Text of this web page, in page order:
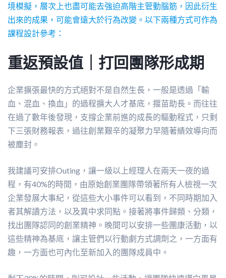
境模擬，層次上也盡可能去強迫高階主管動腦筋，因此衍生
出來的成果，可能會遠大於行為改變。以下兩種方式可作為
課程設計參考：
重返預設值｜打回團隊形成期
企業擴張最快的方式絕對不是自然生長，一般是透過「輸
血、混血、換血」的過程擴大人才基底，揠苗助長。而往往
在過了數年後發現，支撐企業前進的成長的驅動程式，只剩
下三張財務報表，過往創業艱辛的凝聚力早隨著績效導向而
被塵封。
我建議可安排Outing，讓一級以上經理人在兩天一夜的過
程，有40%的時間，由原始創業團隊帶領著所有人檢視一次
企業發展大事紀，從這些大小事件可以看到，不同時期加入
者其解讀方法，以及異中求同點。接著將事件歸類、分類，
找出團隊認同的創業精神。晚間可以安排一些團康活動，以
這些精神為基底，讓主管們以行動劇方式調劑之，一方面有
趣，一方面也可內化至新加入的團隊成員中。